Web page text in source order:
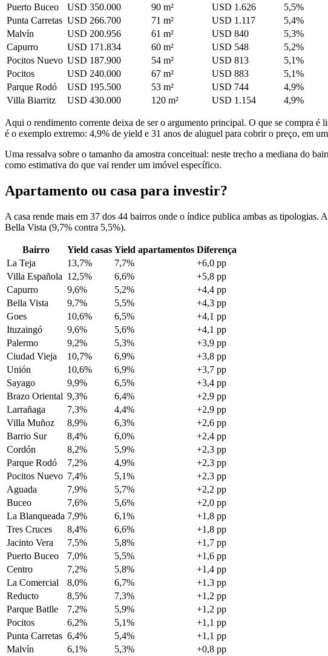
Puerto Buceo
USD 350.000 90 m² USD 1.626 5,5%
Punta Carretas USD 266.700 71 m² USD 1.117 5,4%
Malvín
USD 200.956 61 m² USD 840 5,3%
Capurro
USD 171.834 60 m² USD 548 5,2%
Pocitos Nuevo USD 187.900 54 m² USD 813 5,1%
Pocitos
USD 240.000 67 m² USD 883 5,1%
Parque Rodó
USD 195.500 53 m² USD 744 4,9%
Villa Biarritz
USD 430.000 120 m² USD 1.154 4,9%
Aqui o rendimento corrente deixa de ser o argumento principal. O que se compra
é o exemplo extremo: 4,9% de yield e 31 anos de aluguel para cobrir o preço, em
Uma ressalva sobre o tamanho da amostra conceitual: neste trecho a mediana do
como estimativa do que vai render um imóvel específico.
Apartamento ou casa para investir?
A casa rende mais em 37 dos 44 bairros onde o índice publica ambas as
Bella Vista (9,7% contra 5,5%).
Bairro Yield casas Yield apartamentos Diferença
La Teja
13,7% 7,7%
+6,0 pp
Villa Española 12,5% 6,6%
+5,8 pp
Capurro
9,6% 5,2%
+4,4 pp
Bella Vista
9,7% 5,5%
+4,3 pp
Goes
10,6% 6,5%
+4,1 pp
Ituzaingó
9,6% 5,6%
+4,1 pp
Palermo
9,2% 5,3%
+3,9 pp
Ciudad Vieja
10,7% 6,9%
+3,8 pp
Unión
10,6% 6,9%
+3,7 pp
Sayago
9,9% 6,5%
+3,4 pp
Brazo Oriental 9,3% 6,4%
+2,9 pp
Larrañaga
7,3% 4,4%
+2,9 pp
Villa Muñoz
8,9% 6,3%
+2,6 pp
Barrio Sur
8,4% 6,0%
+2,4 pp
Cordón
8,2% 5,9%
+2,3 pp
Parque Rodó
7,2% 4,9%
+2,3 pp
Pocitos Nuevo 7,4% 5,1%
+2,3 pp
Aguada
7,9% 5,7%
+2,2 pp
Buceo
7,6% 5,6%
+2,0 pp
La Blanqueada 7,9% 6,1%
+1,8 pp
Tres Cruces
8,4% 6,6%
+1,8 pp
Jacinto Vera
7,5% 5,8%
+1,7 pp
Puerto Buceo
7,0% 5,5%
+1,6 pp
Centro
7,2% 5,8%
+1,4 pp
La Comercial
8,0% 6,7%
+1,3 pp
Reducto
8,5% 7,3%
+1,2 pp
Parque Batlle
7,2% 5,9%
+1,2 pp
Pocitos
6,2% 5,1%
+1,1 pp
Punta Carretas 6,4% 5,4%
+1,1 pp
Malvín
6,1% 5,3% +0,8 pp